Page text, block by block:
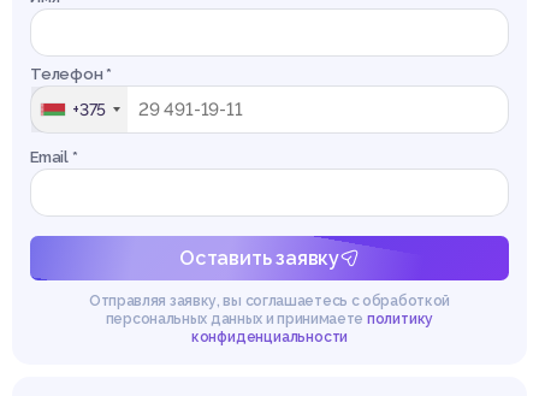
Телефон *
+375
Email *
Оставить заявку
Отправляя заявку, вы соглашаетесь с обработкой
персональных данных и принимаете политику
конфиденциальности